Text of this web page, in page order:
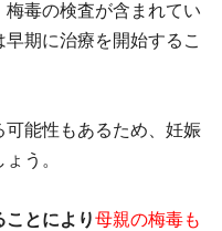
毒の検査が含まれてい
期に治療を開始するこ
能性もあるため、妊娠
う。
とにより母親の梅毒も